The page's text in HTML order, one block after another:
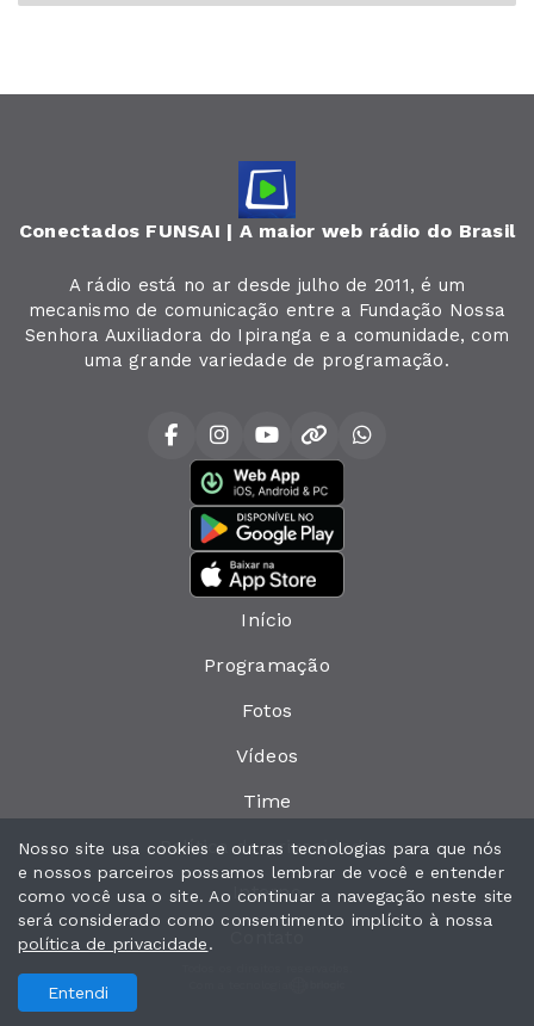
Conectados FUNSAI | A maior web rádio do Brasil
A rádio está no ar desde julho de 2011, é um
mecanismo de comunicação entre a Fundação Nossa
Senhora Auxiliadora do Ipiranga e a comunidade, com
uma grande variedade de programação.
Início
Programação
Fotos
Vídeos
Time
Política de privacidade
Interno
Nosso site usa cookies e outras tecnologias para que nós
e nossos parceiros possamos lembrar de você e entender
como você usa o site. Ao continuar a navegação neste site
será considerado como consentimento implícito à nossa
política de privacidade.
Entendi